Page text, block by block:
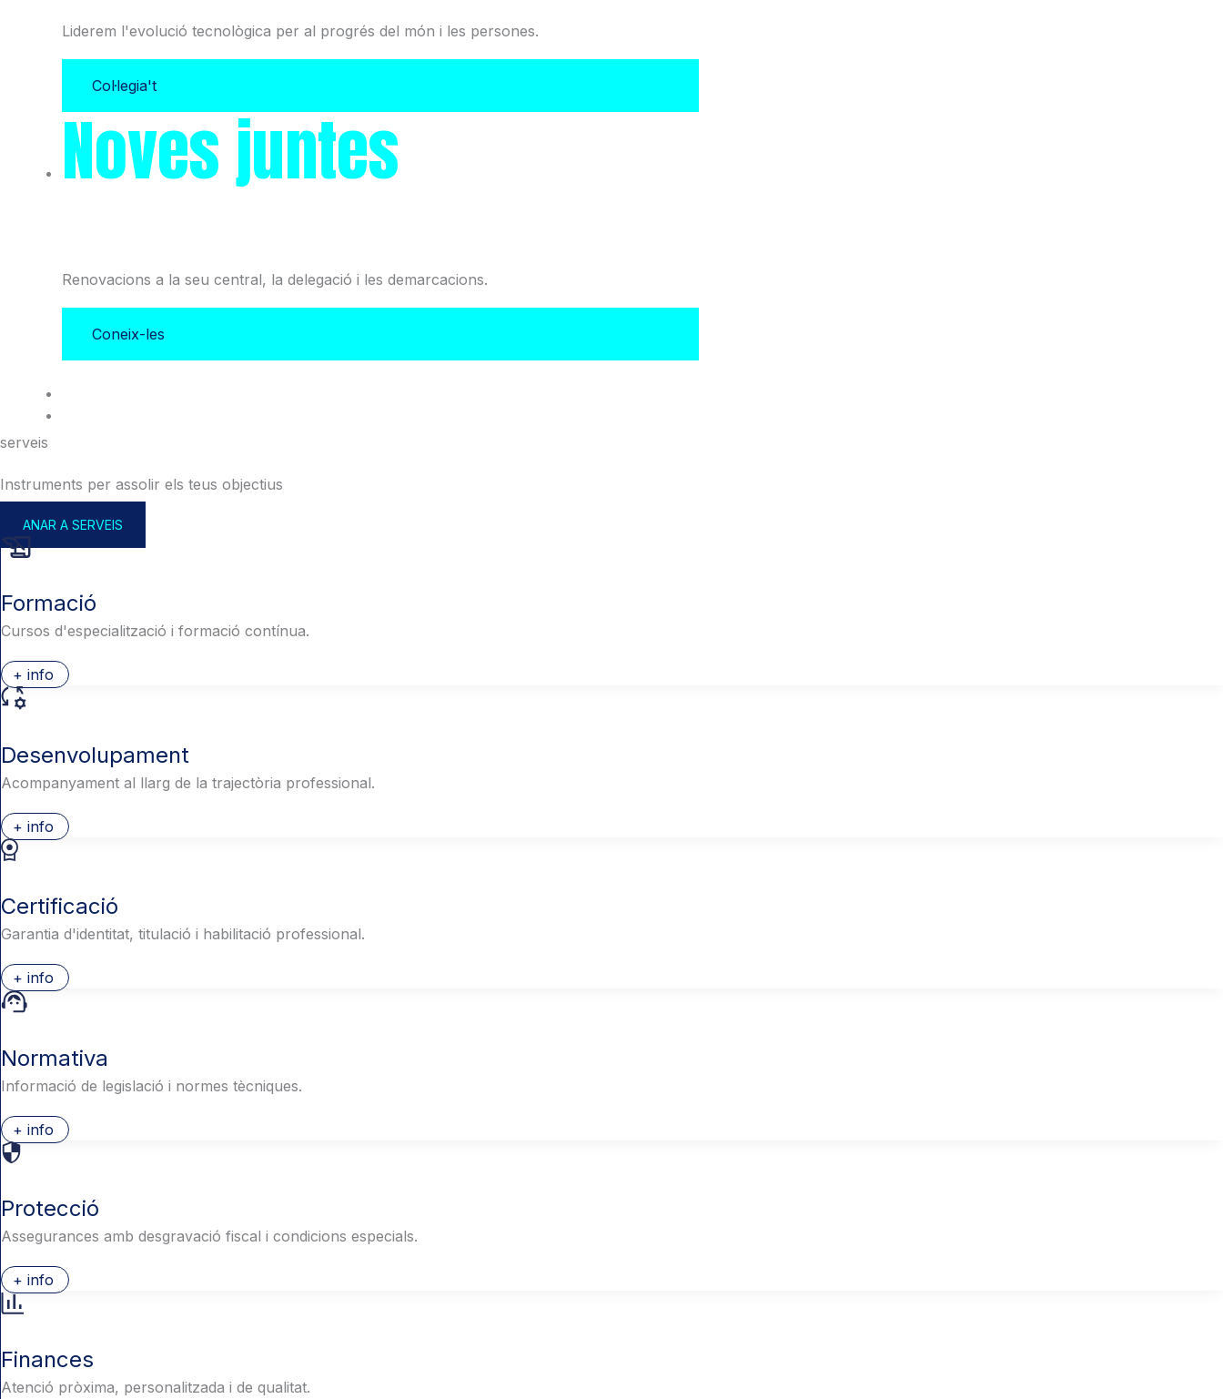
Liderem l'evolució tecnològica per al progrés del món i les persones.
Col·legia't
Noves juntes
Renovacions a la seu central, la delegació i les demarcacions.
Coneix-les
serveis
Instruments per assolir els teus objectius
ANAR A SERVEIS
Formació
Cursos d'especialització i formació contínua.
+ info
Desenvolupament
Acompanyament al llarg de la trajectòria professional.
+ info
Certificació
Garantia d'identitat, titulació i habilitació professional.
+ info
Normativa
Informació de legislació i normes tècniques.
+ info
Protecció
Assegurances amb desgravació fiscal i condicions especials.
+ info
Finances
Atenció pròxima, personalitzada i de qualitat.